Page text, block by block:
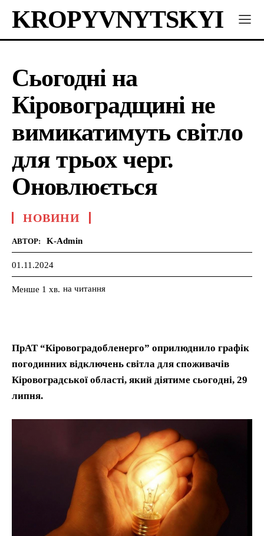
KROPYVNYTSKYI
Сьогодні на
Кіровоградщині не
вимикатимуть світло
для трьох черг.
Оновлюється
НОВИНИ
АВТОР: K-Admin
01.11.2024
Менше 1 хв. на читання
ПрАТ “Кіровоградобленерго” оприлюднило графік
погодинних відключень світла для споживачів
Кіровоградської області, який діятиме сьогодні, 29
липня.